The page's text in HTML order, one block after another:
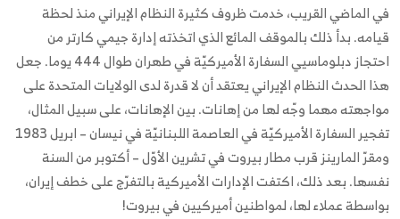
في الماضي القريب، خدمت ظروف كثيرة النظام الإيراني منذ لحظة
قيامه. بدأ ذلك بالموقف المائع الذي اتخذته إدارة جيمي كارتر من
احتجاز دبلوماسيي السفارة الأميركيّة في طهران طوال 444 يوما. جعل
هذا الحدث النظام الإيراني يعتقد أن لا قدرة لدى الولايات المتحدة على
مواجهته مهما وجّه لها من إهانات. بين الإهانات، على سبيل المثال،
تفجير السفارة الأميركيّة في العاصمة اللبنانيّة في نيسان – ابريل 1983
ومقرّ المارينز قرب مطار بيروت في تشرين الأوّل – أكتوبر من السنة
نفسها. بعد ذلك، اكتفت الإدارات الأميركية بالتفرّج على خطف إيران،
بواسطة عملاء لها، لمواطنين أميركيين في بيروت!